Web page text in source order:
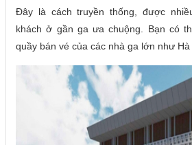
Đây là cách truyền thống, được
khách ở gần ga ưa chuộng. Bạn có
quầy bán vé của các nhà ga lớn như Hà